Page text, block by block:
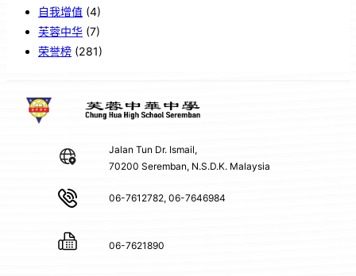
自我增值 (4)
芙蓉中华 (7)
荣誉榜 (281)
Jalan Tun Dr. Ismail,
70200 Seremban, N.S.D.K. Malaysia
06-7612782, 06-7646984
06-7621890